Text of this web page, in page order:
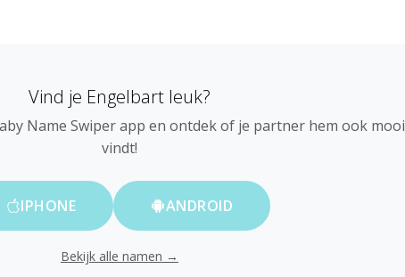
Vind je Engelbart leuk?
Name Swiper app en ontdek of je partner hem ook mooi
vindt!
IPHONE ANDROID
Bekijk alle namen →